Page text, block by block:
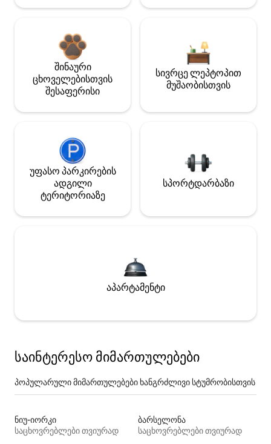
შინაური
ცხოველებისთვის
შესაფერისი
სივრცე ლეპტოპით
მუშაობისთვის
უფასო პარკირების
ადგილი
ტერიტორიაზე
სპორტდარბაზი
აპარტამენტი
საინტერესო მიმართულებები
პოპულარული მიმართულებები ხანგრძლივი სტუმრობისთვის
ნიუ-იორკი
საცხოვრებლები თვიურად
ბარსელონა
საცხოვრებლები თვიურად